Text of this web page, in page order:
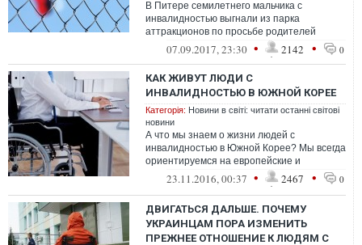
В Питере семилетнего мальчика с
инвалидностью выгнали из парка
аттракционов по просьбе родителей
здоровых детей. Они мотивировали это
тем, что с этим ...
07.09.2017, 23:30 • 2142 • 0
КАК ЖИВУТ ЛЮДИ С
ИНВАЛИДНОСТЬЮ В ЮЖНОЙ КОРЕЕ
Категорія: Новини в світі: читати останні світові
новини
А что мы знаем о жизни людей с
инвалидностью в Южной Корее? Мы всегда
ориентируемся на европейские и
американские моменты в этом
направлении. Жизнь лю...
23.11.2016, 00:37 • 2467 • 0
ДВИГАТЬСЯ ДАЛЬШЕ. ПОЧЕМУ
УКРАИНЦАМ ПОРА ИЗМЕНИТЬ
ПРЕЖНЕЕ ОТНОШЕНИЕ К ЛЮДЯМ С